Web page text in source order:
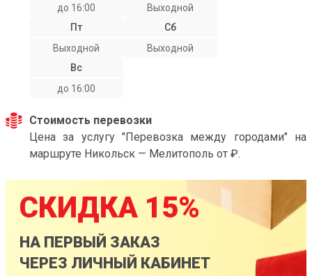
до 16:00
Выходной
Пт
Выходной
Сб
Выходной
Вс
до 16:00
Стоимость перевозки
Цена за услугу "Перевозка между городами" на
маршруте Никольск — Мелитополь от ₽.
СКИДКА 15%
НА ПЕРВЫЙ ЗАКАЗ
ЧЕРЕЗ ЛИЧНЫЙ КАБИНЕТ